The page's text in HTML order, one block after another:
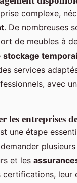
complexe,
. De nombreuses
de meubles à
stockage
services
avec
les entreprises
une étape
et les
leur